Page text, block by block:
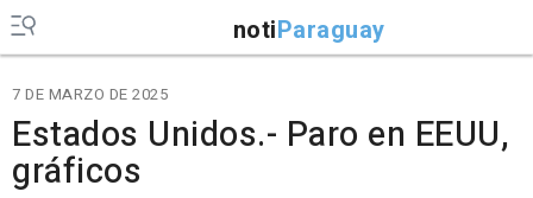
notiParaguay
7 DE MARZO DE 2025
Estados Unidos.- Paro en EEUU,
gráficos